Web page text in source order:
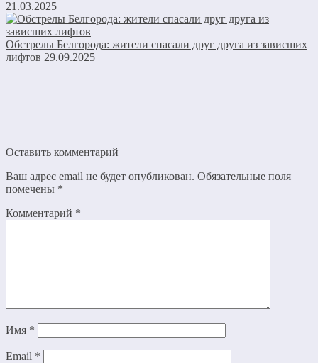
21.03.2025
Обстрелы Белгорода: жители спасали друг друга из зависших
лифтов 29.09.2025
Оставить комментарий
Ваш адрес email не будет опубликован. Обязательные поля
помечены *
Комментарий *
Имя *
Email *